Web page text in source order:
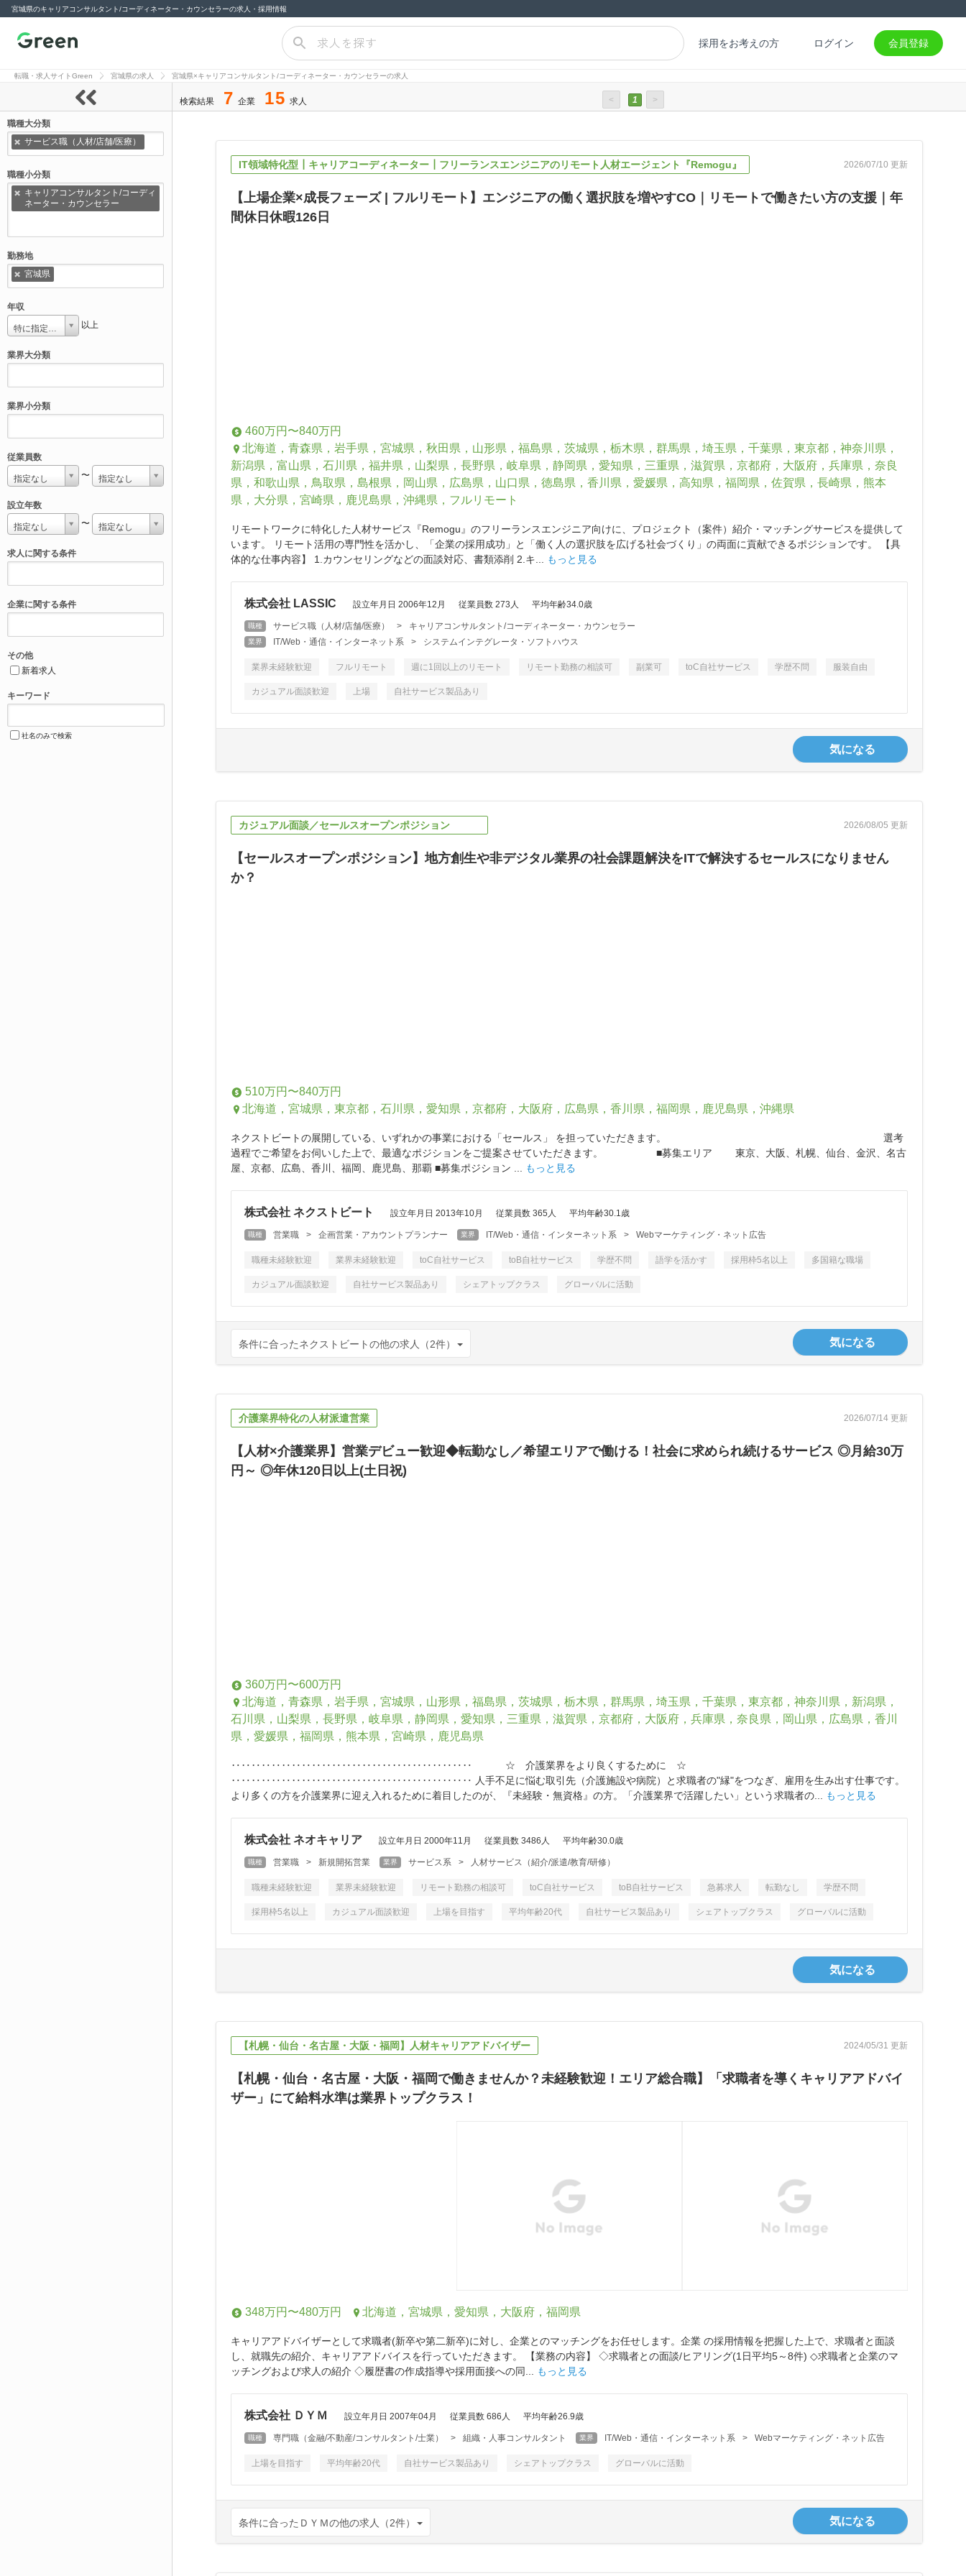
宮城県のキャリアコンサルタント/コーディネーター・カウンセラーの求人・採用情報
Green（グリー
求人を探す 採用をお考えの方 ログイン 会員登録
転職・求人サイトGreen 宮城県の求人 宮城県×キャリアコンサルタント/コーディネーター・カウンセラーの求人
職種大分類
サービス職（人材/店舗/医療）
職種小分類
キャリアコンサルタント/コーディ
ネーター・カウンセラー
勤務地
宮城県
年収
特に指定しない 以上
業界大分類
業界小分類
従業員数
指定なし 〜 指定なし
設立年数
指定なし 〜 指定なし
求人に関する条件
企業に関する条件
その他
新着求人
キーワード
社名のみで検索
検索結果 7 企業 15 求人 < 1 >
IT領域特化型┃キャリアコーディネーター┃フリーランスエンジニアのリモート人材エージェント『Remogu』 2026/07/10 更新
【上場企業×成長フェーズ | フルリモート】エンジニアの働く選択肢を増やすCO｜リモートで働きたい方の支援｜年
間休日休暇126日
460万円〜840万円
北海道，青森県，岩手県，宮城県，秋田県，山形県，福島県，茨城県，栃木県，群馬県，埼玉県，千葉県，東京都，神奈川県，
新潟県，富山県，石川県，福井県，山梨県，長野県，岐阜県，静岡県，愛知県，三重県，滋賀県，京都府，大阪府，兵庫県，奈良
県，和歌山県，鳥取県，島根県，岡山県，広島県，山口県，徳島県，香川県，愛媛県，高知県，福岡県，佐賀県，長崎県，熊本
県，大分県，宮崎県，鹿児島県，沖縄県，フルリモート
リモートワークに特化した人材サービス『Remogu』のフリーランスエンジニア向けに、プロジェクト（案件）紹介・マッチングサービスを提供して
います。 リモート活用の専門性を活かし、「企業の採用成功」と「働く人の選択肢を広げる社会づくり」の両面に貢献できるポジションです。 【具
体的な仕事内容】 1.カウンセリングなどの面談対応、書類添削 2.キ...
もっと見る
株式会社 LASSIC 設立年月日 2006年12月 従業員数 273人 平均年齢34.0歳
職種 サービス職（人材/店舗/医療） > キャリアコンサルタント/コーディネーター・カウンセラー
業界 IT/Web・通信・インターネット系 > システムインテグレータ・ソフトハウス
業界未経験歓迎 フルリモート 週に1回以上のリモート リモート勤務の相談可 副業可 toC自社サービス 学歴不問 服装自由
カジュアル面談歓迎 上場 自社サービス製品あり
気になる
カジュアル面談／セールスオープンポジション 2026/08/05 更新
【セールスオープンポジション】地方創生や非デジタル業界の社会課題解決をITで解決するセールスになりません
か？
510万円〜840万円
北海道，宮城県，東京都，石川県，愛知県，京都府，大阪府，広島県，香川県，福岡県，鹿児島県，沖縄県
ネクストビートの展開している、いずれかの事業における「セールス」 を担っていただきます。 選考
過程でご希望をお伺いした上で、最適なポジションをご提案させていただきます。 ■募集エリア 東京、大阪、札幌、仙台、金沢、名古
屋、京都、広島、香川、福岡、鹿児島、那覇 ■募集ポジション ...
もっと見る
株式会社 ネクストビート 設立年月日 2013年10月 従業員数 365人 平均年齢30.1歳
職種 営業職 > 企画営業・アカウントプランナー 業界 IT/Web・通信・インターネット系 > Webマーケティング・ネット広告
職種未経験歓迎 業界未経験歓迎 toC自社サービス toB自社サービス 学歴不問 語学を活かす 採用枠5名以上 多国籍な職場
カジュアル面談歓迎 自社サービス製品あり シェアトップクラス グローバルに活動
条件に合ったネクストビートの他の求人（2件） 気になる
介護業界特化の人材派遣営業 2026/07/14 更新
【人材×介護業界】営業デビュー歓迎◆転勤なし／希望エリアで働ける！社会に求められ続けるサービス ◎月給30万
円～ ◎年休120日以上(土日祝)
360万円〜600万円
北海道，青森県，岩手県，宮城県，山形県，福島県，茨城県，栃木県，群馬県，埼玉県，千葉県，東京都，神奈川県，新潟県，
石川県，山梨県，長野県，岐阜県，静岡県，愛知県，三重県，滋賀県，京都府，大阪府，兵庫県，奈良県，岡山県，広島県，香川
県，愛媛県，福岡県，熊本県，宮崎県，鹿児島県
‥‥‥‥‥‥‥‥‥‥‥‥‥‥‥‥‥‥‥‥‥‥‥‥ ☆ 介護業界をより良くするために ☆
‥‥‥‥‥‥‥‥‥‥‥‥‥‥‥‥‥‥‥‥‥‥‥‥ 人手不足に悩む取引先（介護施設や病院）と求職者の"縁"をつなぎ、雇用を生み出す仕事です。
より多くの方を介護業界に迎え入れるために着目したのが、『未経験・無資格』の方。「介護業界で活躍したい」という求職者の...
もっと見る
株式会社 ネオキャリア 設立年月日 2000年11月 従業員数 3486人 平均年齢30.0歳
職種 営業職 > 新規開拓営業 業界 サービス系 > 人材サービス（紹介/派遣/教育/研修）
職種未経験歓迎 業界未経験歓迎 リモート勤務の相談可 toC自社サービス toB自社サービス 急募求人 転勤なし 学歴不問
採用枠5名以上 カジュアル面談歓迎 上場を目指す 平均年齢20代 自社サービス製品あり シェアトップクラス グローバルに活動
気になる
【札幌・仙台・名古屋・大阪・福岡】人材キャリアアドバイザー 2024/05/31 更新
【札幌・仙台・名古屋・大阪・福岡で働きませんか？未経験歓迎！エリア総合職】「求職者を導くキャリアアドバイ
ザー」にて給料水準は業界トップクラス！
348万円〜480万円 北海道，宮城県，愛知県，大阪府，福岡県
キャリアアドバイザーとして求職者(新卒や第二新卒)に対し、企業とのマッチングをお任せします。企業 の採用情報を把握した上で、求職者と面談
し、就職先の紹介、キャリアアドバイスを行っていただきます。 【業務の内容】 ◇求職者との面談/ヒアリング(1日平均5～8件) ◇求職者と企業のマ
ッチングおよび求人の紹介 ◇履歴書の作成指導や採用面接への同...
もっと見る
株式会社 ＤＹＭ 設立年月日 2007年04月 従業員数 686人 平均年齢26.9歳
職種 専門職（金融/不動産/コンサルタント/士業） > 組織・人事コンサルタント 業界 IT/Web・通信・インターネット系 > Webマーケティング・ネット広告
上場を目指す 平均年齢20代 自社サービス製品あり シェアトップクラス グローバルに活動
条件に合ったＤＹＭの他の求人（2件） 気になる